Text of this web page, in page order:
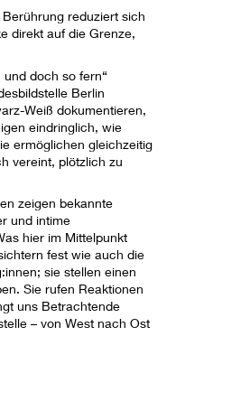
reduziert sich
direkt auf die Grenze,
doch so fern“
Berlin
Weiß dokumentieren,
eindringlich, wie
ermöglichen gleichzeitig
vereint, plötzlich zu
zeigen bekannte
und intime
hier im Mittelpunkt
fest wie auch die
sie stellen einen
Sie rufen Reaktionen
uns Betrachtende
– von West nach Ost